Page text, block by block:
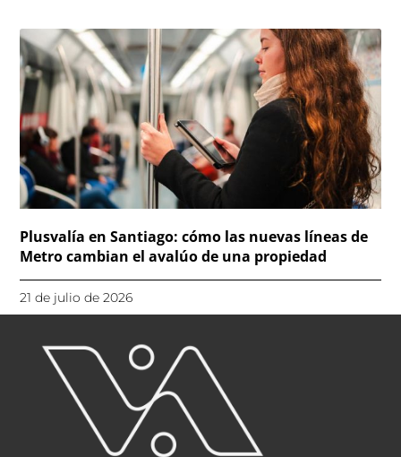
Plusvalía en Santiago: cómo las nuevas líneas de
Metro cambian el avalúo de una propiedad
21 de julio de 2026